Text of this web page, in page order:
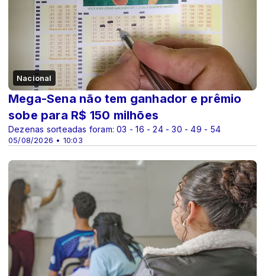
Nacional
05/08/2026 • 10:03
Mega-Sena não tem ganhador e prêmio
sobe para R$ 150 milhões
Dezenas sorteadas foram: 03 - 16 - 24 - 30 - 49 - 54